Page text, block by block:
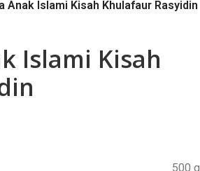
Anak Islami Kisah Khulafaur Rasyidin
Islami Kisah
500 g